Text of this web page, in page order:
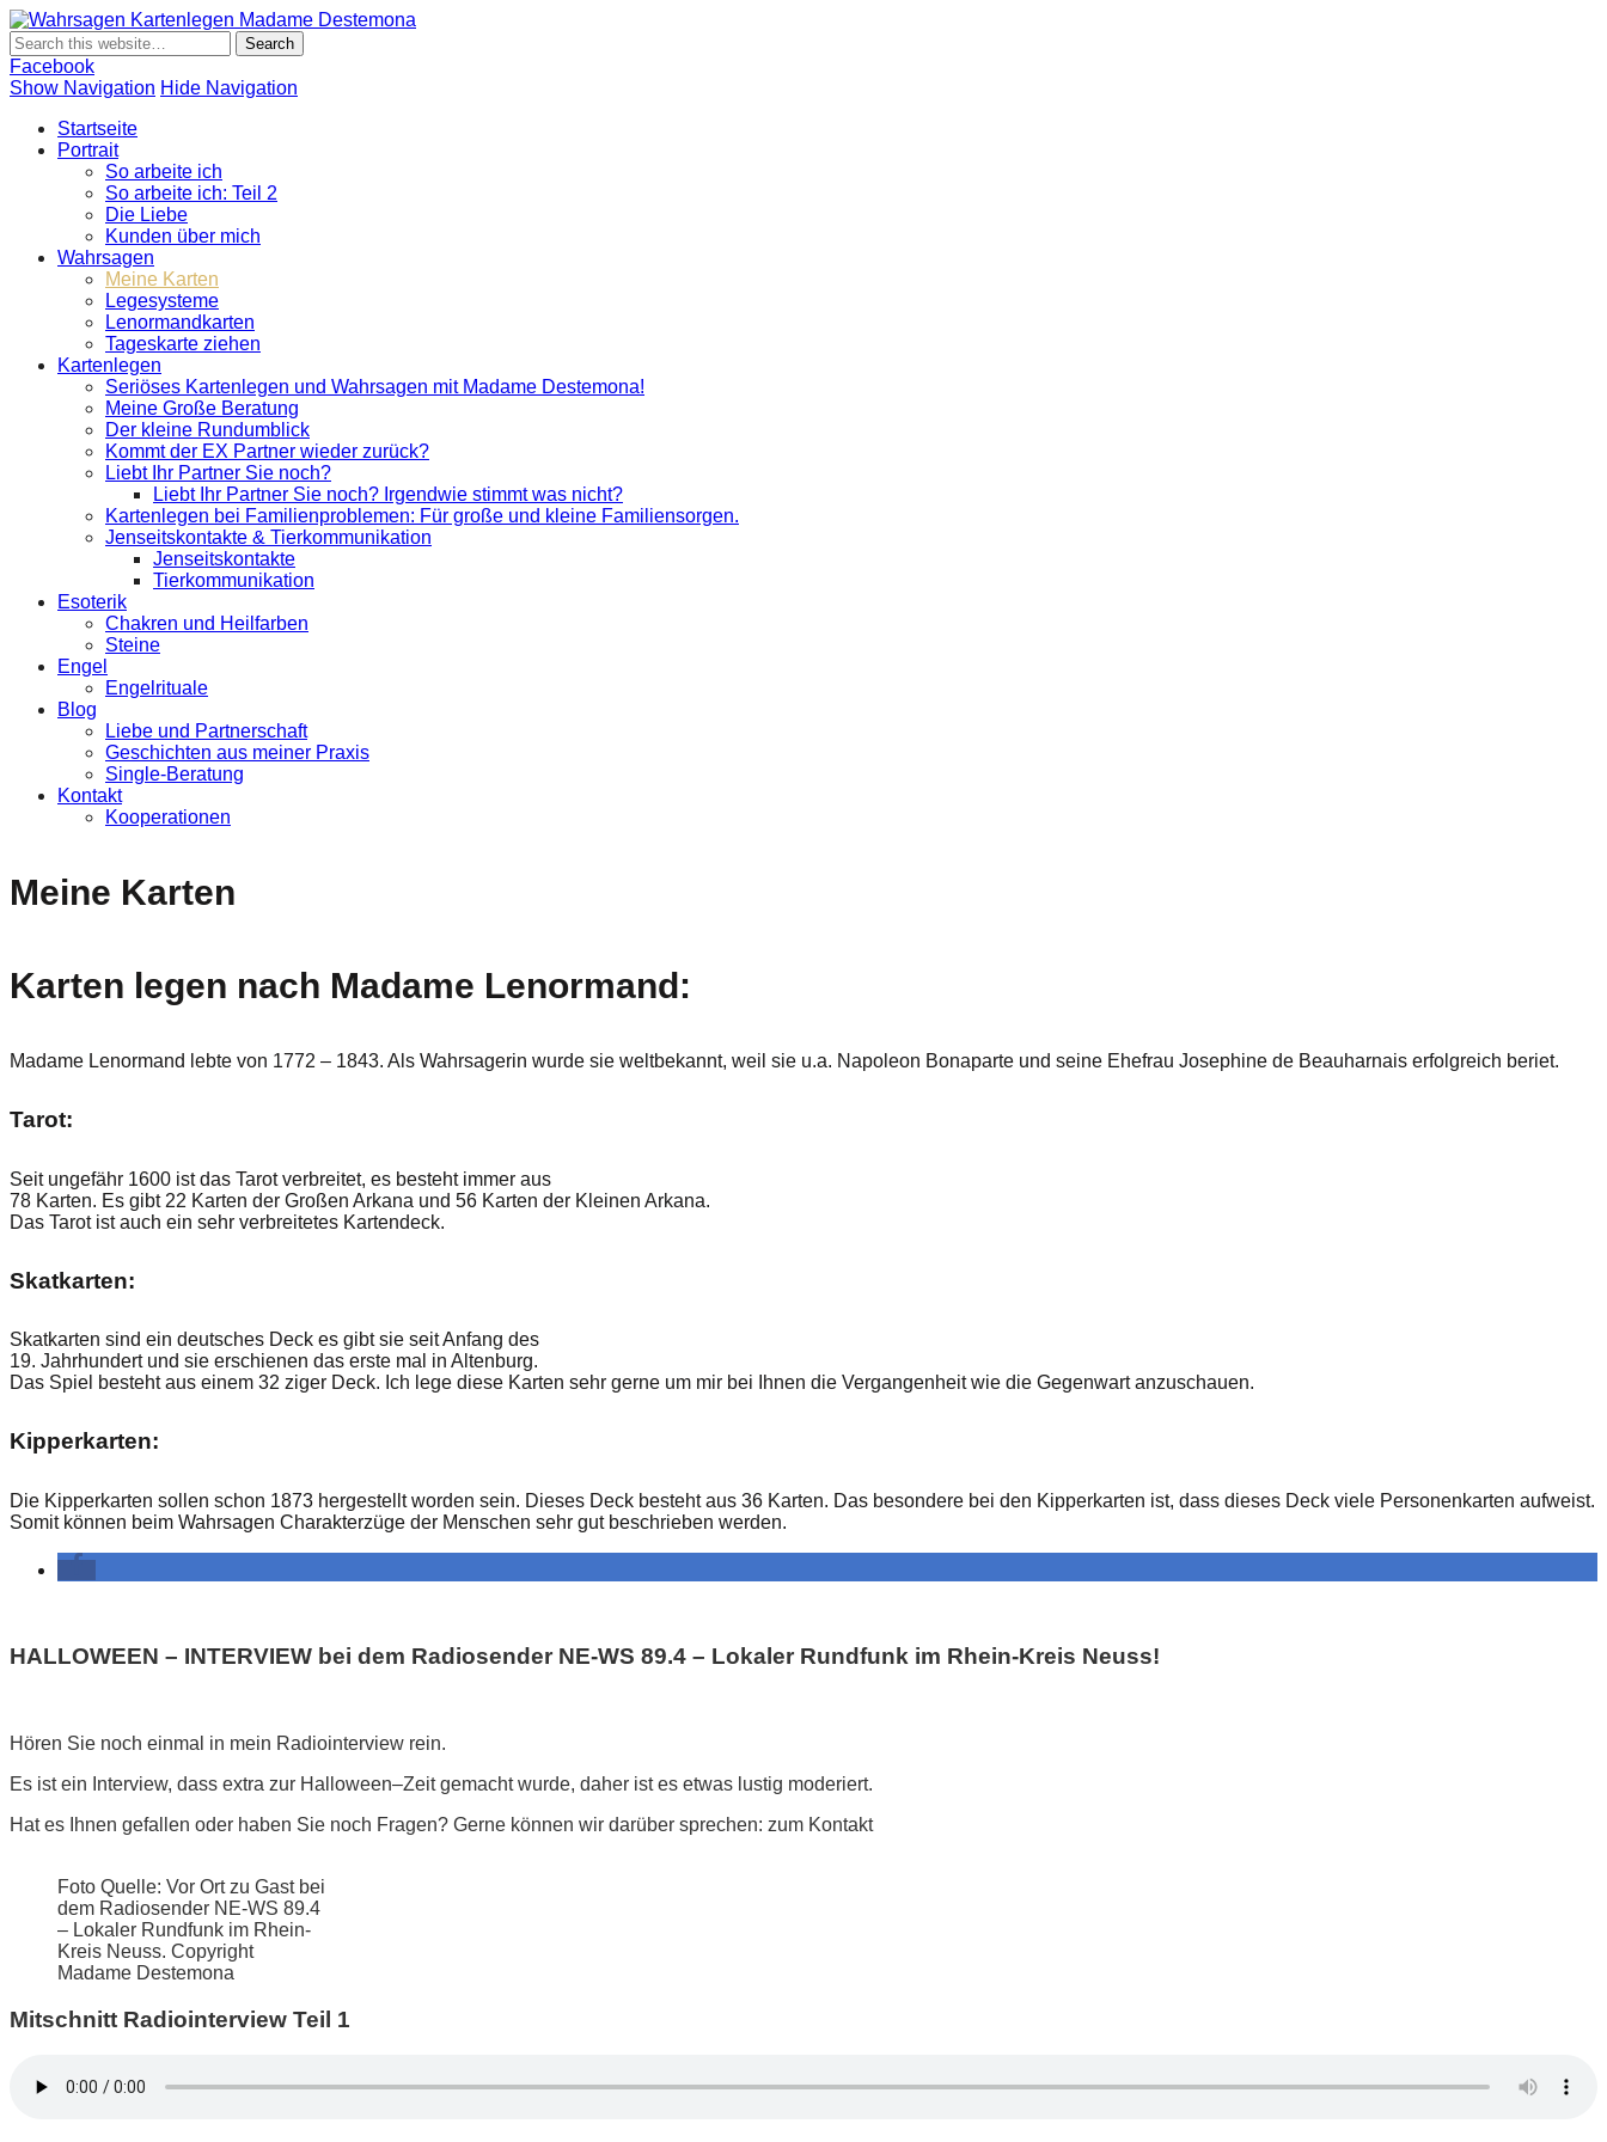
Wahrsagen und Kartenlegen Madame Destemona
Facebook
Show Navigation Hide Navigation
Startseite
Portrait
So arbeite ich
So arbeite ich: Teil 2
Die Liebe
Kunden über mich
Wahrsagen
Meine Karten
Legesysteme
Lenormandkarten
Tageskarte ziehen
Kartenlegen
Seriöses Kartenlegen und Wahrsagen mit Madame Destemona!
Meine Große Beratung
Der kleine Rundumblick
Kommt der EX Partner wieder zurück?
Liebt Ihr Partner Sie noch?
Liebt Ihr Partner Sie noch? Irgendwie stimmt was nicht?
Kartenlegen bei Familienproblemen: Für große und kleine Familiensorgen.
Jenseitskontakte & Tierkommunikation
Jenseitskontakte
Tierkommunikation
Esoterik
Chakren und Heilfarben
Steine
Engel
Engelrituale
Blog
Liebe und Partnerschaft
Geschichten aus meiner Praxis
Single-Beratung
Kontakt
Kooperationen
Meine Karten
Karten legen nach Madame Lenormand:
Madame Lenormand lebte von 1772 – 1843. Als Wahrsagerin wurde sie weltbekannt, weil sie u.a. Napoleon Bonaparte und seine Ehefrau Josephine de Beauharnais erfolgreich beriet.
Tarot:
Seit ungefähr 1600 ist das Tarot verbreitet, es besteht immer aus
78 Karten. Es gibt 22 Karten der Großen Arkana und 56 Karten der Kleinen Arkana.
Das Tarot ist auch ein sehr verbreitetes Kartendeck.
Skatkarten:
Skatkarten sind ein deutsches Deck es gibt sie seit Anfang des
19. Jahrhundert und sie erschienen das erste mal in Altenburg.
Das Spiel besteht aus einem 32 ziger Deck. Ich lege diese Karten sehr gerne um mir bei Ihnen die Vergangenheit wie die Gegenwart anzuschauen.
Kipperkarten:
Die Kipperkarten sollen schon 1873 hergestellt worden sein. Dieses Deck besteht aus 36 Karten. Das besondere bei den Kipperkarten ist, dass dieses Deck viele Personenkarten aufweist.
Somit können beim Wahrsagen Charakterzüge der Menschen sehr gut beschrieben werden.
HALLOWEEN – INTERVIEW bei dem Radiosender NE-WS 89.4 – Lokaler Rundfunk im Rhein-Kreis Neuss!
Hören Sie noch einmal in mein Radiointerview rein.
Es ist ein Interview, dass extra zur Halloween–Zeit gemacht wurde, daher ist es etwas lustig moderiert.
Hat es Ihnen gefallen oder haben Sie noch Fragen? Gerne können wir darüber sprechen: zum Kontakt
Foto Quelle: Vor Ort zu Gast bei
dem Radiosender NE-WS 89.4
– Lokaler Rundfunk im Rhein-
Kreis Neuss. Copyright
Madame Destemona
Mitschnitt Radiointerview Teil 1